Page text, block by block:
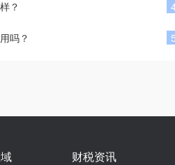
？
吗？
财税资讯